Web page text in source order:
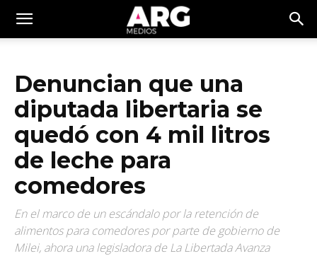
Denuncian que una
diputada libertaria se
quedó con 4 mil litros
de leche para
comedores
En el marco de un escándalo por la retención de
alimentos para comedores por parte de gobierno de
Milei, ahora una legisladora de La Libertada Avanza